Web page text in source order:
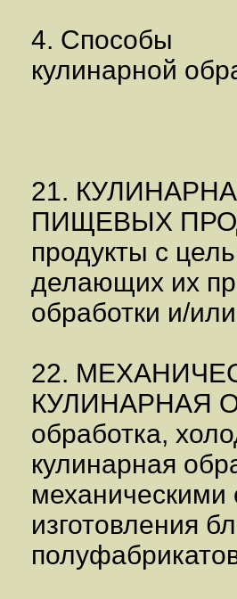
4. Способы
кулинарной
21.
ПИЩЕВЫХ
продукты с
делающих их
обработки и/
22.
КУЛИНАРНАЯ
обработка,
кулинарная
изготовления